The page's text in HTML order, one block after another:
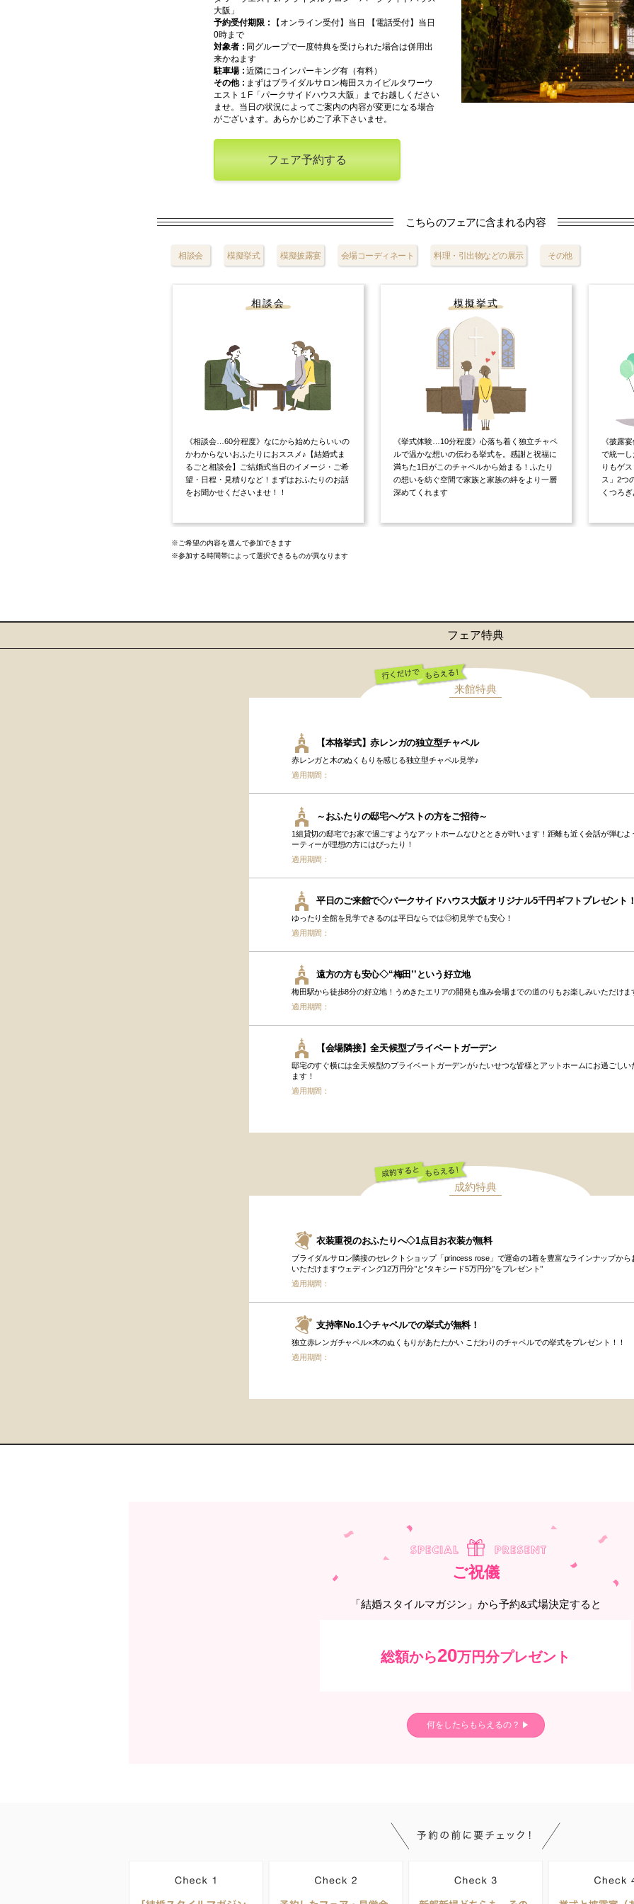
大阪」
予約受付期限
【オンライン受付】当日 【電話受付】当日
0時まで
対象者
同グループで一度特典を受けられた場合は併用出
来かねます
駐車場
近隣にコインパーキング有（有料）
その他
まずはブライダルサロン梅田スカイビルタワーウ
エスト１F「パークサイドハウス大阪」までお越しください
ませ。当日の状況によってご案内の内容が変更になる場合
がございます。あらかじめご了承下さいませ。
フェア予約する
こちらのフェアに含まれる内容
相談会 模擬挙式 模擬披露宴 会場コーディネート 料理・引出物などの展示 その他
相談会
《相談会…60分程度》なにから始めたらいいの
かわからないおふたりにおススメ♪【結婚式ま
るごと相談会】ご結婚式当日のイメージ・ご希
望・日程・見積りなど！まずはおふたりのお話
をお聞かせくださいませ！！
模擬挙式
《挙式体験…10分程度》心落ち着く独立チャペ
ルで温かな想いの伝わる挙式を。感謝と祝福に
満ちた1日がこのチャペルから始まる！ふたり
の想いを紡ぐ空間で家族と家族の絆をより一層
深めてくれます
《披露
で統一
りもゲ
ス」2つ
くつろ
※ご希望の内容を選んで参加できます
※参加する時間帯によって選択できるものが異なります
フェア特典
来館特典
行くだけでもらえ
【本格挙式】赤レンガの独立型チャペル
赤レンガと木のぬくもりを感じる独立型チャペル見学♪
適用期間：
～おふたりの邸宅へゲストの方をご招待～
1組貸切の邸宅でお家で過ごすようなアットホームなひとときが叶います！距離も近く会話が弾むよ
ーティーが理想の方にはぴったり！
適用期間：
平日のご来館で◇パークサイドハウス大阪オリジナル5千円ギフトプレゼント！
ゆったり全館を見学できるのは平日ならでは◎初見学でも安心！
適用期間：
遠方の方も安心◇“梅田’’という好立地
梅田駅から徒歩8分の好立地！うめきたエリアの開発も進み会場までの道のりもお楽しみいただけま
適用期間：
【会場隣接】全天候型プライベートガーデン
邸宅のすぐ横には全天候型のプライベートガーデンが♪たいせつな皆様とアットホームにお過ごしい
ます！
適用期間：
成約特典
成約するともらえ
衣装重視のおふたりへ◇1点目お衣装が無料
ブライダルサロン隣接のセレクトショップ「princess rose」で運命の1着を豊富なラインナップから
いただけますウェディング12万円分’’と’’タキシード5万円分’’をプレゼント’’
適用期間：
支持率No.1◇チャペルでの挙式が無料！
独立赤レンガチャペル×木のぬくもりがあたたかい こだわりのチャペルでの挙式をプレゼント！！
適用期間：
ご祝儀
「結婚スタイルマガジン」から予約&式場決定すると
総額から20万円分プレゼント
何をしたらもらえるの？